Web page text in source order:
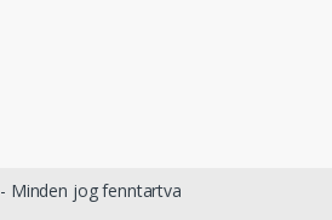
- Minden jog fenntartva